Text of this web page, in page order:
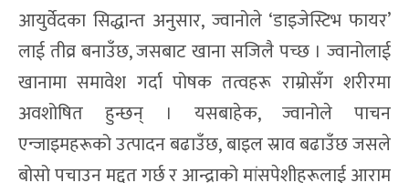
आयुर्वेदका सिद्धान्त अनुसार, ज्वानोले ‘डाइजेस्टिभ फायर’
लाई तीव्र बनाउँछ, जसबाट खाना सजिलै पच्छ । ज्वानोलाई
खानामा समावेश गर्दा पोषक तत्वहरू राम्रोसँग शरीरमा
अवशोषित हुन्छन् । यसबाहेक, ज्वानोले पाचन
एन्जाइमहरूको उत्पादन बढाउँछ, बाइल स्राव बढाउँछ जसले
बोसो पचाउन मद्दत गर्छ र आन्द्राको मांसपेशीहरूलाई आराम